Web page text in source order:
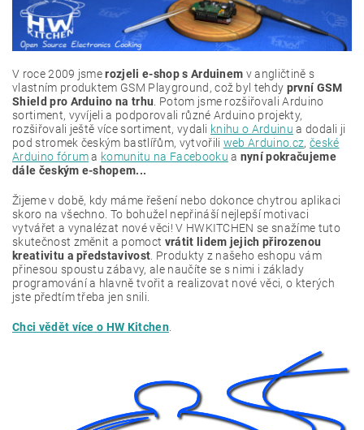
V roce 2009 jsmerozjeli e-shop s Arduinem v angličtině s
vlastním produktem GSM Playground, což byl tehdy první GSM
Shield pro Arduino na trhu . Potom jsme rozšiřovali Arduino
sortiment, vyvíjeli a podporovali různé Arduino projekty,
rozšiřovali ještě více sortiment, vydali knihu o Arduinu a dodali ji
pod stromek českým bastlířům, vytvořili web Arduino.cz, české
Arduino fóruma komunitu na Facebooku a nyní pokračujeme
dále českým e-shopem...
Žijeme v době, kdy máme řešení nebo dokonce chytrou aplikaci
skoro na všechno. To bohužel nepřináší nejlepší motivaci
vytvářet a vynalézat nové věci! V HWKITCHEN se snažíme tuto
skutečnost změnit a pomoct vrátit lidem jejich přirozenou
kreativitu a představivost . Produkty z našeho eshopu vám
přinesou spoustu zábavy, ale naučíte se s nimi i základy
programování a hlavně tvořit a realizovat nové věci, o kterých
jste předtím třeba jen snili.
Chci vědět více o HW Kitchen.